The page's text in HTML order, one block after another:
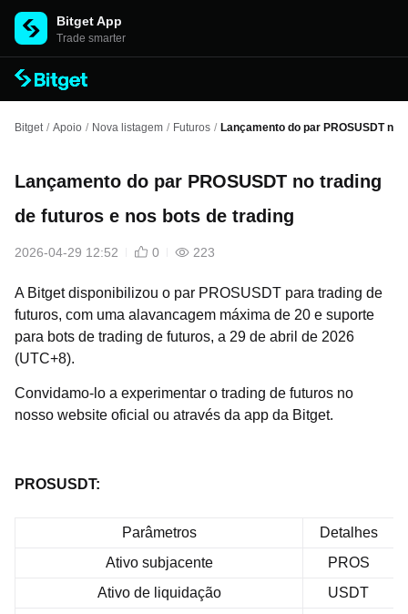
Bitget App
Trade smarter
Bitget / Apoio / Nova listagem / Futuros / Lançamento do par PROSUSDT
Lançamento do par PROSUSDT no trading
de futuros e nos bots de trading
2026-04-29 12:52 0 223
A Bitget disponibilizou o par PROSUSDT para trading de
futuros, com uma alavancagem máxima de 20 e suporte
para bots de trading de futuros, a 29 de abril de 2026
(UTC+8).
Convidamo-lo a experimentar o trading de futuros no
nosso website oficial ou através da app da Bitget.
PROSUSDT:
Parâmetros
Detalhes
Ativo subjacente
PROS
Ativo de liquidação
USDT